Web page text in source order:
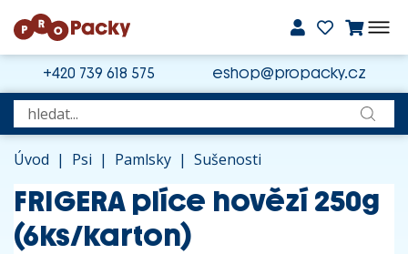
+420 739 618 575 eshop@propacky.cz
Úvod | Psi | Pamlsky | Sušenosti
FRIGERA plíce hovězí 250g
(6ks/karton)